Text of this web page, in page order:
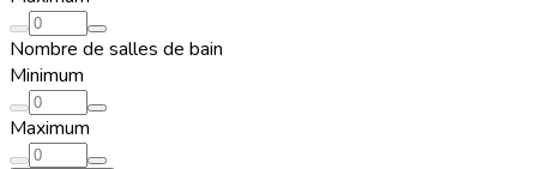
Nombre de salles de bain
Minimum
Maximum